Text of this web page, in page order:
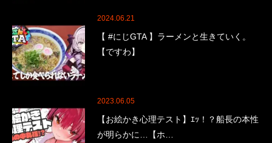
2024.06.21
【 #にじGTA 】ラーメンと生きていく。
【ですわ】
2023.06.05
【お絵かき心理テスト】ｴｯ！？船長の本性
が明らかに…【ホ…